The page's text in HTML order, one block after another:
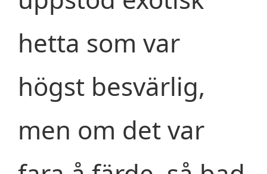
hetta som var
högst besvärlig,
men om det var